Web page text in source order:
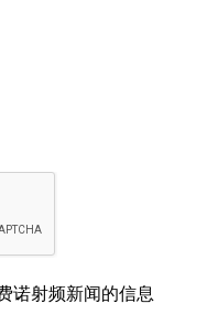
诺射频新闻的信息